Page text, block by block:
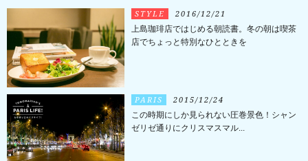
STYLE 2016/12/21
上島珈琲店ではじめる朝読書。冬の朝は喫茶
店でちょっと特別なひとときを
PARIS 2015/12/24
この時期にしか見られない圧巻景色！シャン
ゼリゼ通りにクリスマスマル...